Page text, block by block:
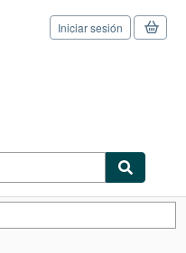
Iniciar sesión